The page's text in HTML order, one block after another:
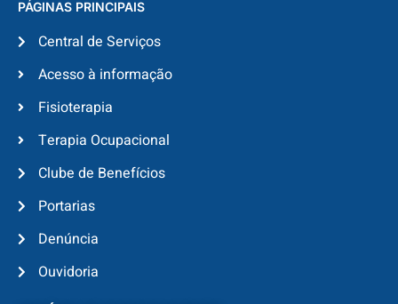
PÁGINAS PRINCIPAIS
Central de Serviços
Acesso à informação
Fisioterapia
Terapia Ocupacional
Clube de Benefícios
Portarias
Denúncia
Ouvidoria